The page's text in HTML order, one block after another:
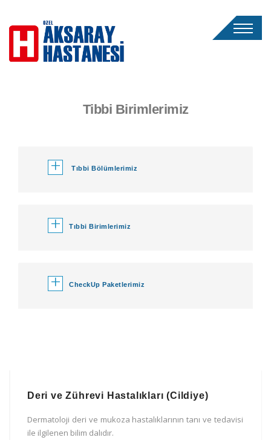
Tibbi Birimlerimiz
+ Tıbbi Bölümlerimiz
+ Tıbbi Birimlerimiz
+ CheckUp Paketlerimiz
Deri ve Zührevi Hastalıkları (Cildiye)
Dermatoloji deri ve mukoza hastalıklarının tanı ve tedavisi
ile ilgilenen bilim dalıdır.